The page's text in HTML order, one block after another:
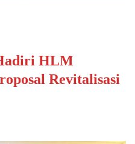
HLM
Revitalisasi